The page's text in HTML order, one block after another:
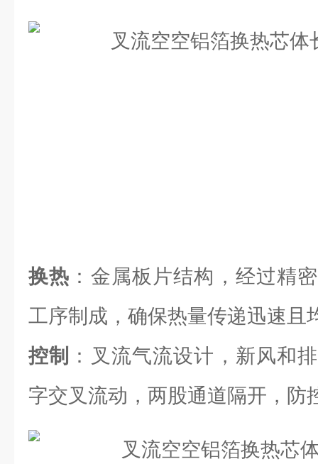
换热 ：金属板片结构，经过精
工序制成，确保热量传递迅速且
控制
：叉流气流设计，新风和
字交叉流动，两股通道隔开，防